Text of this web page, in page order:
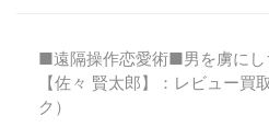
■遠隔操作恋愛術■男を虜にし
【佐々 賢太郎】：レビュー買
ク）